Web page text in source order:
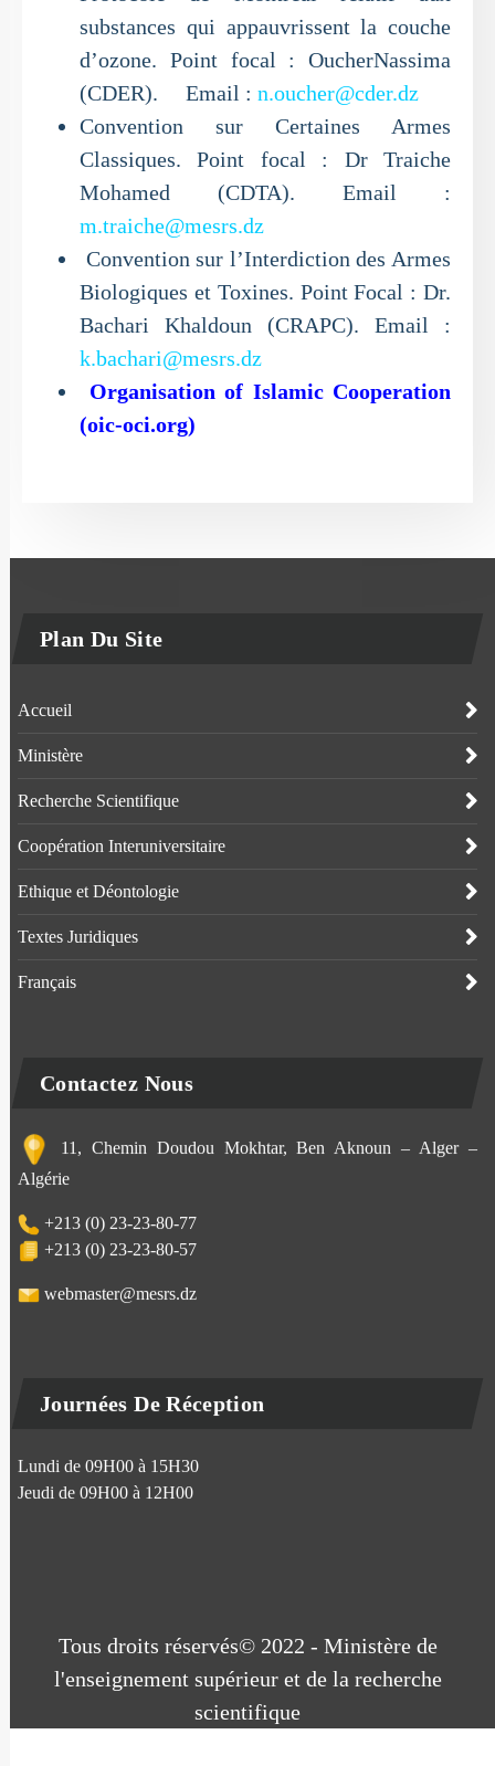
substances qui appauvrissent la couche
d’ozone. Point focal : OucherNassima
(CDER). Email : n.oucher@cder.dz
Convention sur Certaines Armes
Classiques. Point focal : Dr Traiche
Mohamed (CDTA). Email :
m.traiche@mesrs.dz
Convention sur l’Interdiction des Armes
Biologiques et Toxines. Point Focal : Dr.
Bachari Khaldoun (CRAPC). Email :
k.bachari@mesrs.dz
Organisation of Islamic Cooperation
(oic-oci.org)
Plan Du Site
Accueil
Ministère
Recherche Scientifique
Coopération Interuniversitaire
Ethique et Déontologie
Textes Juridiques
Français
Contactez Nous
11, Chemin Doudou Mokhtar, Ben Aknoun – Alger –
Algérie
+213 (0) 23-23-80-77
+213 (0) 23-23-80-57
webmaster@mesrs.dz
Journées De Réception
Lundi de 09H00 à 15H30
Jeudi de 09H00 à 12H00
Tous droits réservés© 2022 - Ministère de
l'enseignement supérieur et de la recherche
scientifique